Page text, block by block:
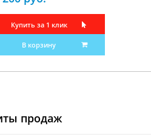
Купить за 1 клик
В корзину
продаж